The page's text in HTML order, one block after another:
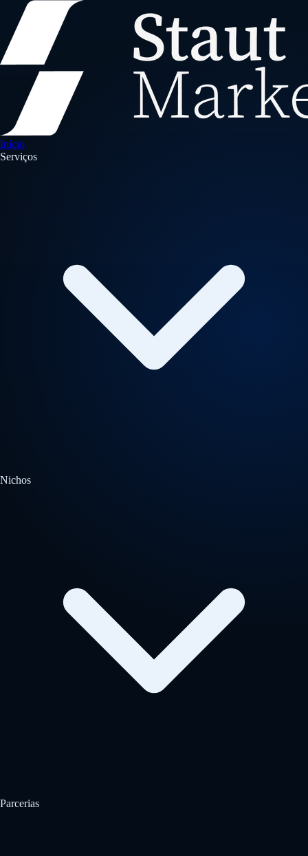
Início
Serviços
Nichos
Parcerias